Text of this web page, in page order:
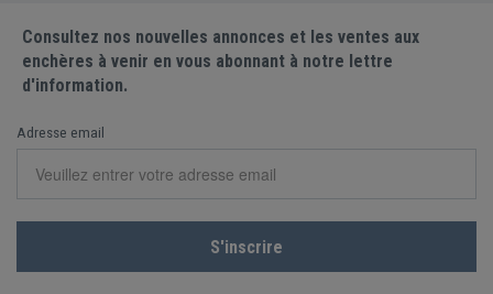
Consultez nos nouvelles annonces et les ventes aux
enchères à venir en vous abonnant à notre lettre
d'information.
Adresse email